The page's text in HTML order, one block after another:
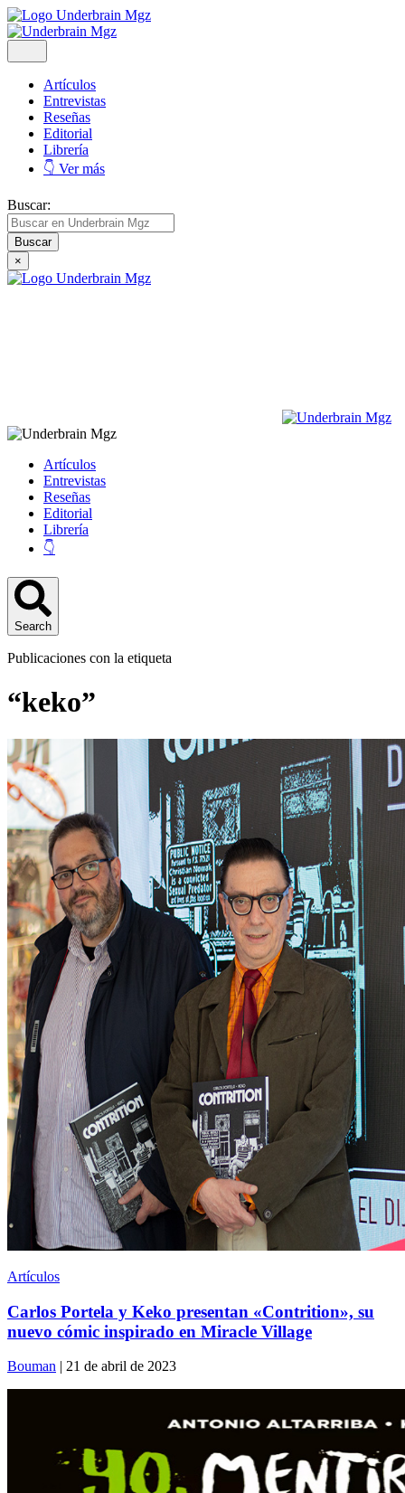
Artículos
Entrevistas
Reseñas
Editorial
Librería
👇 Ver más
Buscar:
×
Artículos
Entrevistas
Reseñas
Editorial
Librería
👇
Search
Publicaciones con la etiqueta
“keko”
Artículos
Carlos Portela y Keko presentan «Contrition», su
nuevo cómic inspirado en Miracle Village
Bouman | 21 de abril de 2023